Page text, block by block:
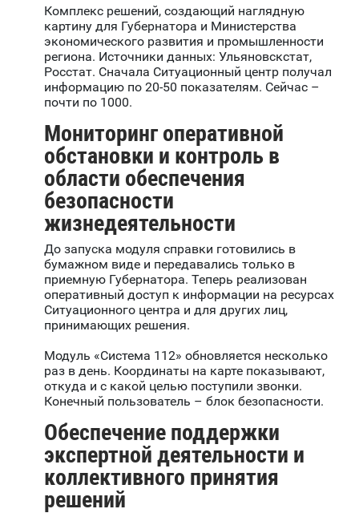
Комплекс решений, создающий наглядную
картину для Губернатора и Министерства
экономического развития и промышленности
региона. Источники данных: Ульяновскстат,
Росстат. Сначала Ситуационный центр получал
информацию по 20-50 показателям. Сейчас –
почти по 1000.
Мониторинг оперативной
обстановки и контроль в
области обеспечения
безопасности
жизнедеятельности
До запуска модуля справки готовились в
бумажном виде и передавались только в
приемную Губернатора. Теперь реализован
оперативный доступ к информации на ресурсах
Ситуационного центра и для других лиц,
принимающих решения.
Модуль «Система 112» обновляется несколько
раз в день. Координаты на карте показывают,
откуда и с какой целью поступили звонки.
Конечный пользователь – блок безопасности.
Обеспечение поддержки
экспертной деятельности и
коллективного принятия
решений